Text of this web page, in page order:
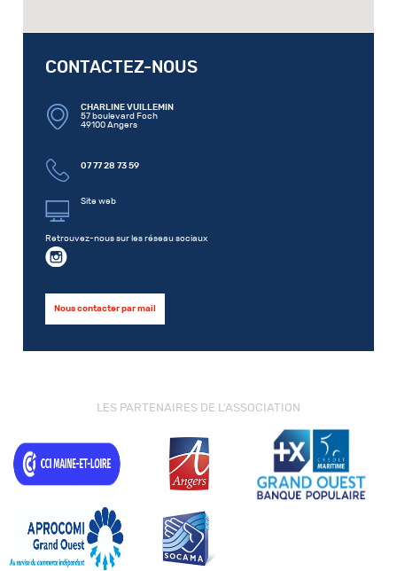
CONTACTEZ-NOUS
CHARLINE VUILLEMIN
57 boulevard Foch
49100 Angers
07 77 28 73 59
Site web
Retrouvez-nous sur les réseau sociaux
Nous contacter par mail
LES PARTENAIRES DE L'ASSOCIATION